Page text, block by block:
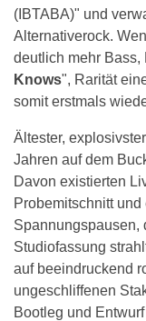
(IBTABA)" und
Alternativerock.
deutlich mehr Bass,
Knows", Rarität
somit erstmals
Ältester,
Jahren auf dem
Davon existierten
Probemitschnitt
Spannungspausen,
Studiofassung
auf beeindruckend
ungeschliffenen
Bootleg und